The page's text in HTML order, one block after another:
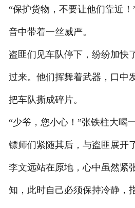
“保护货物，不要让他们靠近
音中带着一丝威严。
盗匪们见车队停下，纷纷加快
过来。他们挥舞着武器，口中
把车队撕成碎片。
“少爷，您小心！”张铁柱大喝
镖师们紧随其后，与盗匪展开
李文远站在原地，心中虽然紧
知，此时自己必须保持冷静，